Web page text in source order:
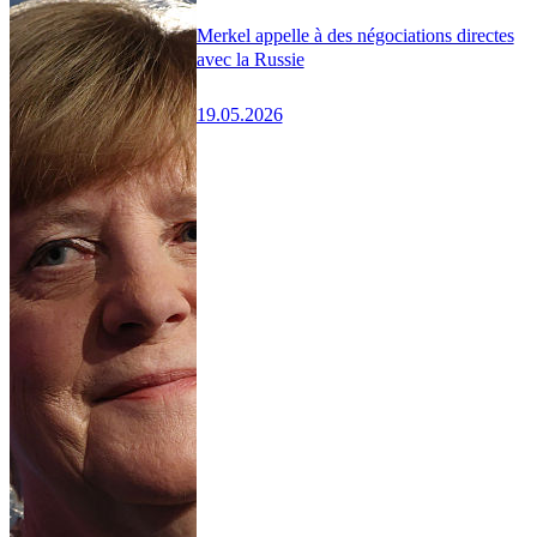
Merkel appelle à des négociations directes
avec la Russie
19.05.2026